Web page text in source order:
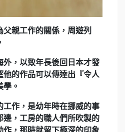
親工作的關係，周遊列
外，以致年長後回日本才發
他的作品可以傳達出『令人
。
工作，是幼年時在挪威的事
邊，工房的職人們所吹製的
作，那時就留下極深的印象